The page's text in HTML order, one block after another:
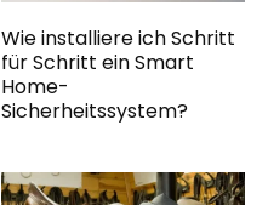
Wie installiere ich Schritt
für Schritt ein Smart
Home-
Sicherheitssystem?